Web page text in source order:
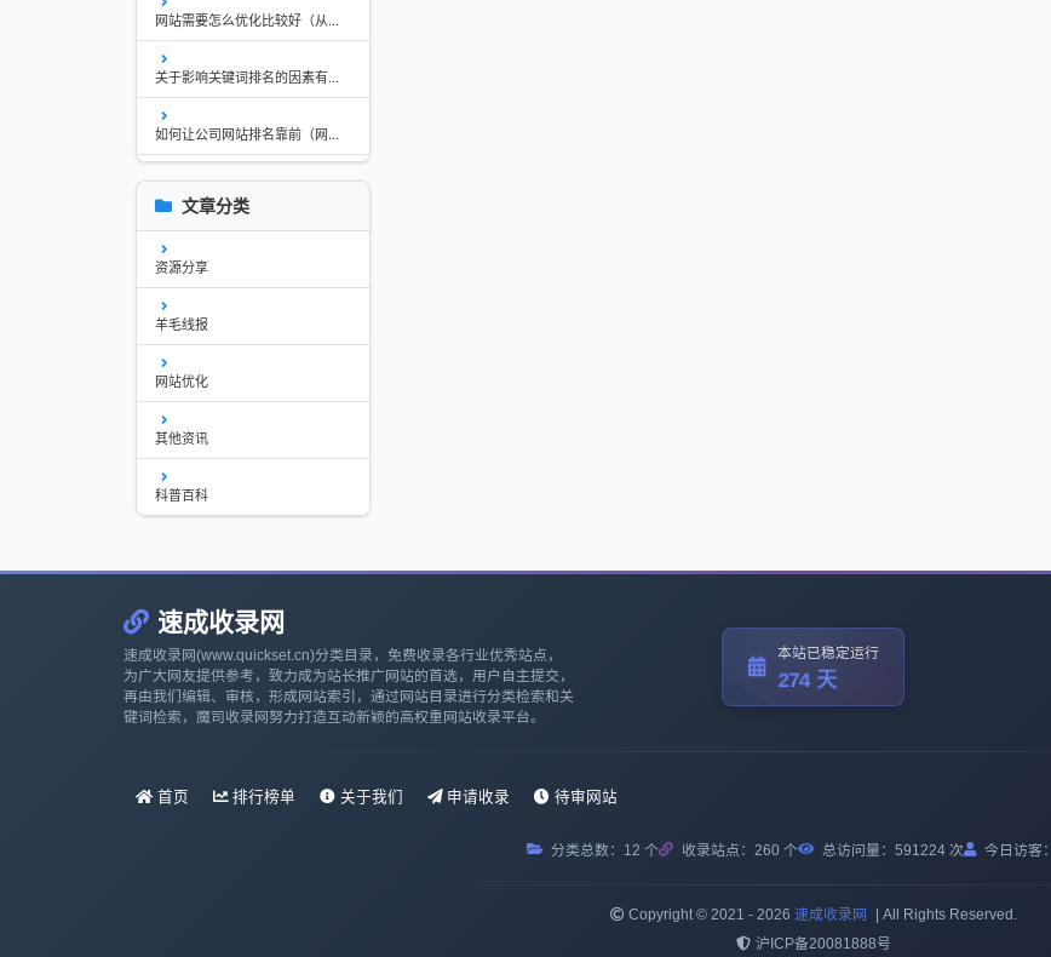
网站需要怎么优化比较好（从哪些方面进行网站优化）
关于影响关键词排名的因素有哪些（网站增加关键词对排名有影响吗）
如何让公司网站排名靠前（网站关键词排名怎么弄）
SEO的好处和作用是什么？
被夸大的16条SEO优化经验
文章分类
资源分享
羊毛线报
网站优化
其他资讯
科普百科
速成收录网
速成收录网(www.quickset.cn)分类目录，免费收录各行业优秀站点，
为广大网友提供参考，致力成为站长推广网站的首选，用户自主提交，
再由我们编辑、审核，形成网站索引，通过网站目录进行分类检索和关
键词检索，魔司收录网努力打造互动新颖的高权重网站收录平台。
本站已稳定运行
274 天
首页 排行榜单 关于我们 申请收录 待审网站
分类总数：12 个 收录站点：260 个 总访问量： 591224 次 今日访客：
Copyright © 2021 - 2026速成收录网
All Rights Reserved.
沪ICP备20081888号